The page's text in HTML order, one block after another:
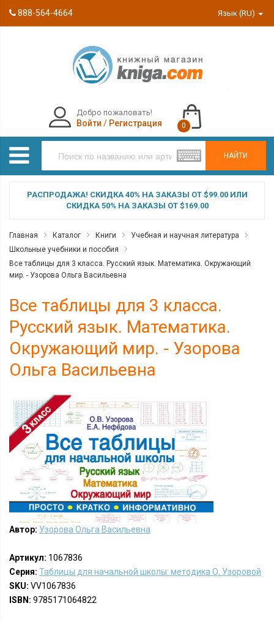
888-564-4664 Язык (RU)
НАЙТИ
Добро пожаловать!
Войти / Регистрация 0
РАСПРОДАЖА! СКИДКА 40% НА ЗАКАЗЫ ОТ $99.00 ИЛИ
СКИДКА 50% НА ЗАКАЗЫ ОТ $169.00
Главная Каталог Книги
Учебная и научная литература
Школьные учебники и пособия
Все таблицы для 3 класса. Русский язык. Математика. Окружающий
мир. - Узорова Ольга Васильевна
Все таблицы для 3 класса.
Русский язык. Математика.
Окружающий мир. - Узорова
Ольга Васильевна
Автор: Узорова Ольга Васильевна
Артикул: 1067836
Серия: Таблицы для начальной школы: методика О. Узоровой
SKU: VV1067836
ISBN: 9785171064822